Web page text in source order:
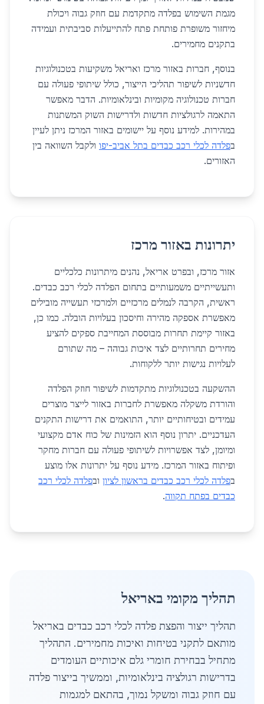
מגמת השימוש בפלדה מתקדמת עם חוזק גבוה ויכולת
מיחזור משופרת פותחת פתח להתייעלות סביבתית ועמידה
בתקנים מחמירים.
בנוסף, חברות באזור מרכז ואריאל משקיעות בטכנולוגיות
חדשניות לשיפור תהליכי הייצור, כולל שיתופי פעולה עם
חברות טכנולוגיה מקומיות ובינלאומיות. הדבר מאפשר
התאמה לרגולציות חדשות ולדרישות השוק המשתנות
במהירות. למידע נוסף על יישומים באזור המרכז ניתן לעיין
בפלדה לכלי רכב כבדים בתל אביב-יפו ולקבל השוואה בין
האזורים.
יתרונות באזור מרכז
אזור מרכז, ובפרט אריאל, נהנים מיתרונות כלכליים
ותעשייתיים משמעותיים בתחום הפלדה לכלי רכב כבדים.
ראשית, הקרבה לנמלים מרכזיים ולמרכזי תעשייה מובילים
מאפשרת אספקה מהירה וחיסכון בעלויות הובלה. כמו כן,
באזור קיימת תחרות מבוססת המחייבת ספקים להציע
מחירים תחרותיים לצד איכות גבוהה – מה שתורם
לעלויות נגישות יותר ללקוחות.
ההשקעה בטכנולוגיות מתקדמות לשיפור חוזק הפלדה
והורדת משקלה מאפשרת לחברות באזור לייצר מוצרים
עמידים ובטיחותיים יותר, התואמים את דרישות התקנים
העדכניים. יתרון נוסף הוא הזמינות של כוח אדם מקצועי
ומיומן, לצד אפשרויות לשיתופי פעולה עם חברות מחקר
ופיתוח באזור המרכז. מידע נוסף על יתרונות אלו מוצע
בפלדה לכלי רכב כבדים בראשון לציון ובפלדה לכלי רכב
כבדים בפתח תקווה.
תהליך מקומי באריאל
תהליך ייצור והפצת פלדה לכלי רכב כבדים באריאל
מותאם לתקני בטיחות ואיכות מחמירים. התהליך
מתחיל בבחירת חומרי גלם איכותיים העומדים
בדרישות רגולציה בינלאומיות, וממשיך בייצור פלדה
עם חוזק גבוה ומשקל נמוך, בהתאם למגמות